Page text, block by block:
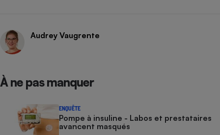
Audrey Vaugrente
À ne pas manquer
ENQUÊTE
Pompe à insuline - Labos et prestataires
avancent masqués